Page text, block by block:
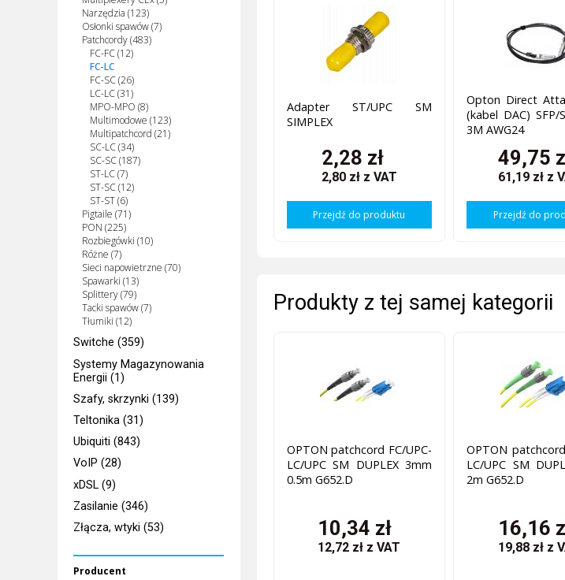
Narzędzia (123)
Osłonki spawów (7)
Patchcordy (483)
FC-FC (12)
FC-LC
FC-SC (26)
LC-LC (31)
MPO-MPO (8)
Multimodowe (123)
Multipatchcord (21)
SC-LC (34)
SC-SC (187)
ST-LC (7)
ST-SC (12)
ST-ST (6)
Pigtaile (71)
PON (225)
Rozbiegówki (10)
Różne (7)
Sieci napowietrzne (70)
Spawarki (13)
Splittery (79)
Tacki spawów (7)
Tłumiki (12)
Switche (359)
Systemy Magazynowania
Energii (1)
Szafy, skrzynki (139)
Teltonika (31)
Ubiquiti (843)
VoIP (28)
xDSL (9)
Zasilanie (346)
Złącza, wtyki (53)
Producent
Adapter ST/UPC SM
SIMPLEX
2,28 zł
2,80 zł z VAT
Przejdź do produktu
Opton Direct
(kabel DAC) SFP/
3M AWG24
49,75
61,19 zł z
Przejdź do
Produkty z tej samej kategorii
OPTON patchcord FC/UPC-
LC/UPC SM DUPLEX 3mm
0.5m G652.D
10,34 zł
12,72 zł z VAT
OPTON
LC/UPC SM
2m G652.D
16,16
19,88 zł z